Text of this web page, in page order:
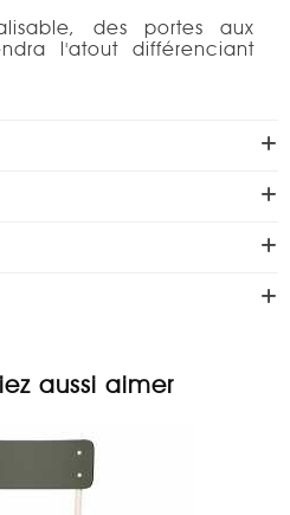
des portes aux
l'atout différenciant
aussi aimer